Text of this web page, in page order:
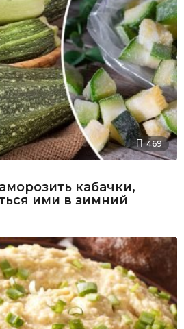
469
кабачки,
ими в зимний